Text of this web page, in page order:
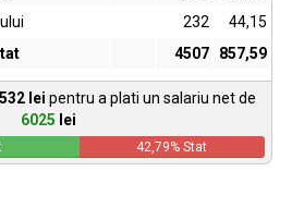
232
44,15
4507 857,59
lei pentru a plati un salariu net de
6025 lei
42,79% Stat